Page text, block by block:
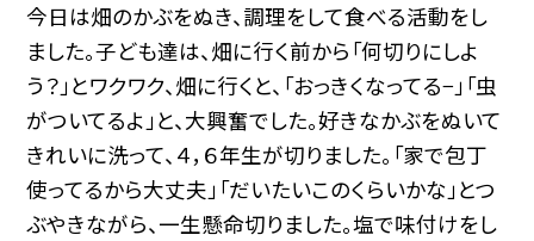
今日は畑のかぶをぬき、調理をして食べる活動をし
ました。子ども達は、畑に行く前から「何切りにしよ
う？」とワクワク、畑に行くと、「おっきくなってる−」「虫
がついてるよ」と、大興奮でした。好きなかぶをぬいて
きれいに洗って、４，６年生が切りました。「家で包丁
使ってるから大丈夫」「だいたいこのくらいかな」とつ
ぶやきながら、一生懸命切りました。塩で味付けをし